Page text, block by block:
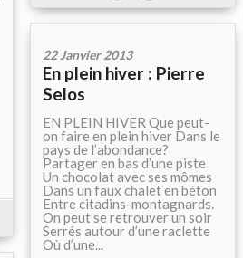
22 Janvier 2013
En plein hiver : Pierre
Selos
EN PLEIN HIVER Que peut-
on faire en plein hiver Dans le
pays de l’abondance?
Partager en bas d’une piste
Un chocolat avec ses mômes
Dans un faux chalet en béton
Entre citadins-montagnards.
On peut se retrouver un soir
Serrés autour d’une raclette
Où d’une...